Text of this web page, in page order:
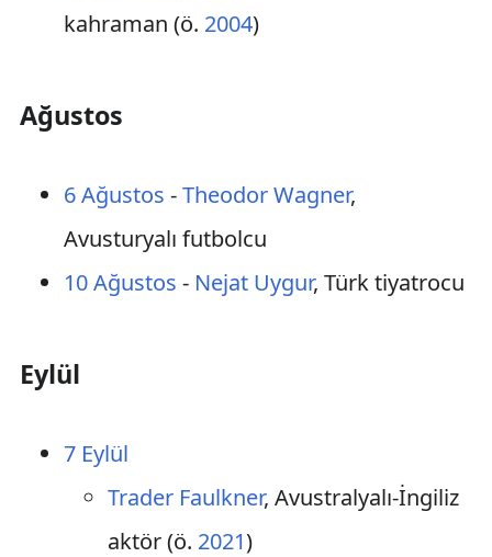
kahraman (ö. 2004)
Ağustos
6 Ağustos -Theodor Wagner,
Avusturyalı futbolcu
10 Ağustos - Nejat Uygur, Türk tiyatrocu
Eylül
7 Eylül
Trader Faulkner, Avustralyalı-İngiliz
aktör (ö. 2021)